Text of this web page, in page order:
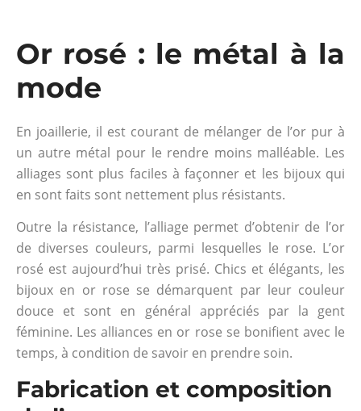
Or rosé : le métal à la
mode
En joaillerie, il est courant de mélanger de l’or pur à
un autre métal pour le rendre moins malléable. Les
alliages sont plus faciles à façonner et les bijoux qui
en sont faits sont nettement plus résistants.
Outre la résistance, l’alliage permet d’obtenir de l’or
de diverses couleurs, parmi lesquelles le rose. L’or
rosé est aujourd’hui très prisé. Chics et élégants, les
bijoux en or rose se démarquent par leur couleur
douce et sont en général appréciés par la gent
féminine. Les alliances en or rose se bonifient avec le
temps, à condition de savoir en prendre soin.
Fabrication et composition